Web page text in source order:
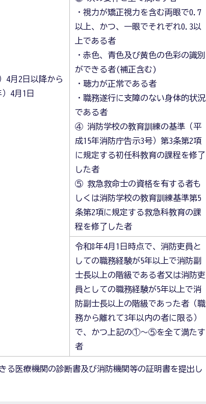
4月2日以降から
4月1日
・視力が矯正視力を含む両眼で0.7
以上、かつ、一眼でそれぞれ0.3以
上である者
・赤色、青色及び黄色の色彩の識別
ができる者(補正含む)
・聴力が正常である者
・職務遂行に支障のない身体的状況
である者
④ 消防学校の教育訓練の基準（平
成15年消防庁告示3号）第3条第2項
に規定する初任科教育の課程を修了
した者
⑤ 救急救命士の資格を有する者も
しくは消防学校の教育訓練基準第5
条第2項に規定する救急科教育の課
程を修了した者
令和8年4月1日時点で、消防吏員と
しての職務経験が5年以上で消防副
士長以上の階級である者又は消防吏
員としての職務経験が5年以上で消
防副士長以上の階級であった者（職
務から離れて3年以内の者に限る）
で、かつ上記の①～⑤を全て満たす
者
る医療機関の診断書及び消防機関等の証明書を提出し